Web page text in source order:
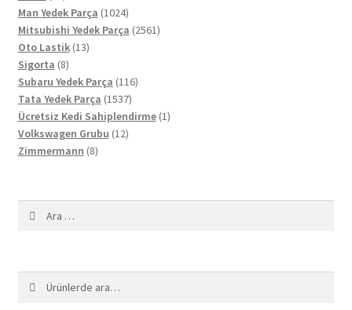
ürün
Man Yedek Parça 10241024
ürün
Mitsubishi Yedek Parça 25612561
Oto Lastik 1313
Sigorta 88
ürün
Subaru Yedek Parça 116116
Tata Yedek Parça 15371537
ürün
Ücretsiz Kedi Sahiplendirme 11
Volkswagen Grubu 1212
Zimmermann 88